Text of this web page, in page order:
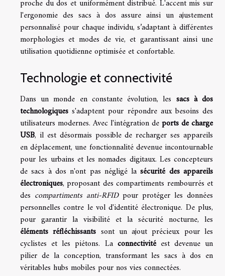
proche du dos et uniformément distribué. L'accent mis sur
l'ergonomie des sacs à dos assure ainsi un ajustement
personnalisé pour chaque individu, s’adaptant à différentes
morphologies et modes de vie, et garantissant ainsi une
utilisation quotidienne optimisée et confortable.
Technologie et connectivité
Dans un monde en constante évolution, les sacs à dos
technologiques s'adaptent pour répondre aux besoins des
utilisateurs modernes. Avec l'intégration deports de charge
USB, il est désormais possible de recharger ses appareils
en déplacement, une fonctionnalité devenue incontournable
pour les urbains et les nomades digitaux. Les concepteurs
de sacs à dos n'ont pas négligé lasécurité des appareils
électroniques, proposant des compartiments rembourrés et
des compartiments anti-RFIDpour protéger les données
personnelles contre le vol d'identité électronique. De plus,
pour garantir la visibilité et la sécurité nocturne, les
éléments réfléchissants sont un ajout précieux pour les
cyclistes et les piétons. La connectivitéest devenue un
pilier de la conception, transformant les sacs à dos en
véritables hubs mobiles pour nos vies connectées.